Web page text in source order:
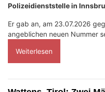
Polizeidienststelle in
Er gab an, am 23.07.2026
angeblichen neuen Nummer
Weiterlesen